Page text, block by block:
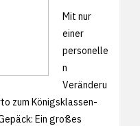
Mit nur
einer
personelle
n
Veränderu
zum Königsklassen-
Ein großes